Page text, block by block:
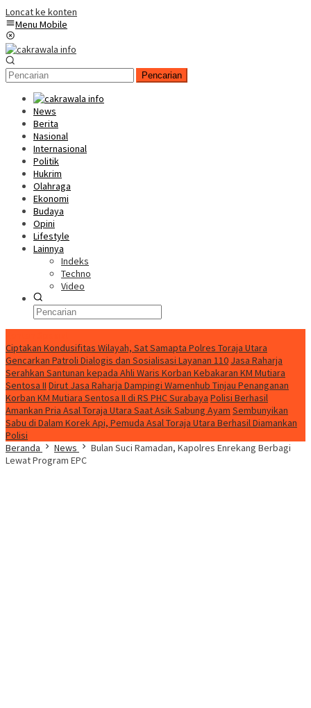
Loncat ke konten
Menu Mobile
Pencarian
News
Berita
Nasional
Internasional
Politik
Hukrim
Olahraga
Ekonomi
Budaya
Opini
Lifestyle
Lainnya
Indeks
Techno
Video
Ciptakan Kondusifitas Wilayah, Sat Samapta Polres Toraja Utara
Gencarkan Patroli Dialogis dan Sosialisasi Layanan 110 Jasa Raharja
Serahkan Santunan kepada Ahli Waris Korban Kebakaran KM Mutiara
Sentosa II Dirut Jasa Raharja Dampingi Wamenhub Tinjau Penanganan
Korban KM Mutiara Sentosa II di RS PHC Surabaya Polisi Berhasil
Amankan Pria Asal Toraja Utara Saat Asik Sabung Ayam Sembunyikan
Sabu di Dalam Korek Api, Pemuda Asal Toraja Utara Berhasil Diamankan
Polisi
Beranda
News
Bulan Suci Ramadan, Kapolres Enrekang Berbagi
Lewat Program EPC